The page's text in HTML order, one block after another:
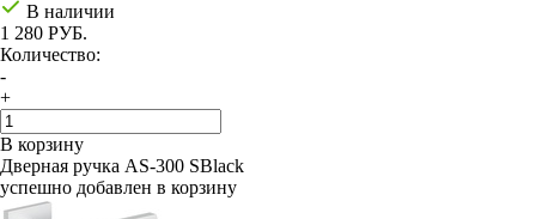
В наличии
1 280 РУБ.
Количество:
-
+
В корзину
Дверная ручка AS-300 SBlack
успешно добавлен в корзину